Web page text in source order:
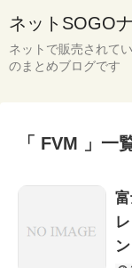
ネットSOGO
ネットで販売されて
のまとめブログです
「 FVM 」一